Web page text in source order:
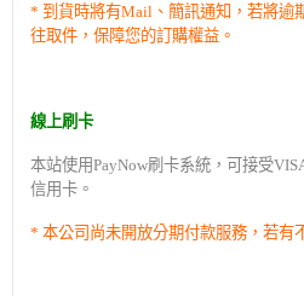
* 到貨時將有Mail 、簡訊通知，若將逾
往取件，保障您的訂購權益。
線上刷卡
本站使用PayNow刷卡系統，可接受
信用卡。
* 本公司尚未開放分期付款服務，若有